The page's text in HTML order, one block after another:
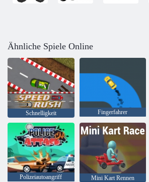
Ähnliche Spiele Online
Schnelligkeit Fingerfahrer
Polizeiautoangriff Mini Kart Rennen